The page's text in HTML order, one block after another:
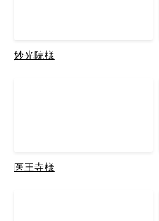
妙光院様
医王寺様